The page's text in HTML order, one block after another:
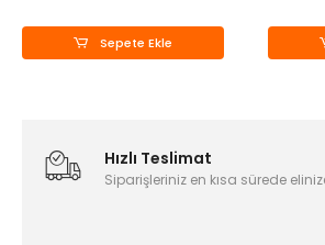
Sepete Ekle
Hızlı Teslimat
Siparişleriniz en kısa sürede